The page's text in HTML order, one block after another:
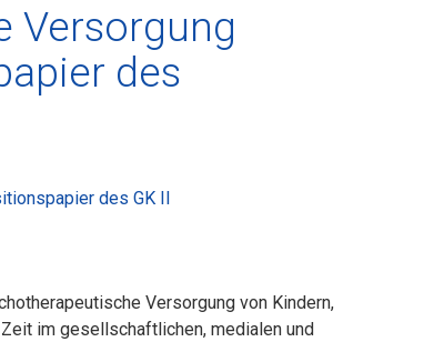
Versorgung
des
des GK II
Versorgung von Kindern,
im gesellschaftlichen, medialen und